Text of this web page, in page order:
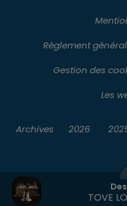
TOVE
Règlement
Gestion des
Les
Archives 2026